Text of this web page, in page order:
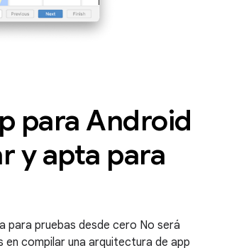
para Android
y apta para
para pruebas desde cero No será
compilar una arquitectura de app